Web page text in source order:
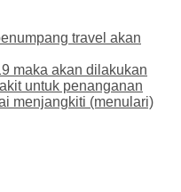
travel akan
maka akan dilakukan
untuk penanganan
menjangkiti (menulari)